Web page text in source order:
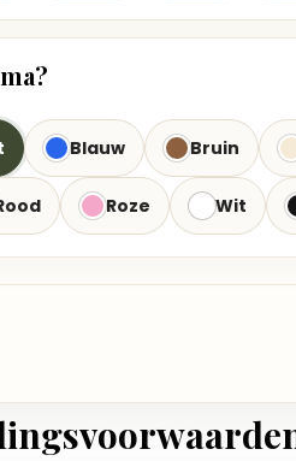
Blauw Bruin
Roze Wit